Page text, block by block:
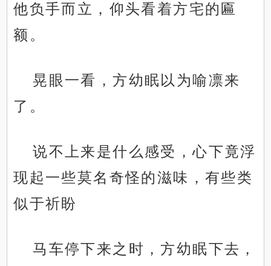
他负手而立，仰头看着方宅的匾
额。
晃眼一看，方幼眠以为喻凛来
了。
说不上来是什么感受，心下竟浮
现起一些莫名奇怪的滋味，有些类
似于祈盼
马车停下来之时，方幼眠下去，